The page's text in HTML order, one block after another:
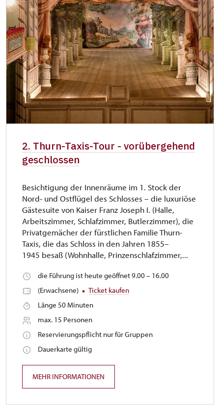
2. Thurn-Taxis-Tour - vorübergehend
geschlossen
Besichtigung der Innenräume im 1. Stock der
Nord- und Ostflügel des Schlosses – die luxuriöse
Gästesuite von Kaiser Franz Joseph I. (Halle,
Arbeitszimmer, Schlafzimmer, Butlerzimmer), die
Privatgemächer der fürstlichen Familie Thurn-
Taxis, die das Schloss in den Jahren 1855–
1945 besaß (Wohnhalle, Prinzenschlafzimmer,...
die Führung ist heute geöffnet 9.00 – 16.00
(Erwachsene)
Ticket kaufen
Länge 50 Minuten
max. 15 Personen
Reservierungspflicht nur für Gruppen
Dauerkarte gültig
MEHR INFORMATIONEN